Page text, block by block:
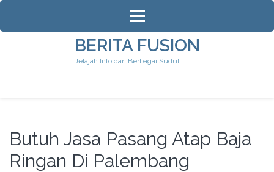
Lompat
konten
BERITA FUSION
Jelajah Info dari Berbagai Sudut
Butuh Jasa Pasang Atap Baja
Ringan Di Palembang